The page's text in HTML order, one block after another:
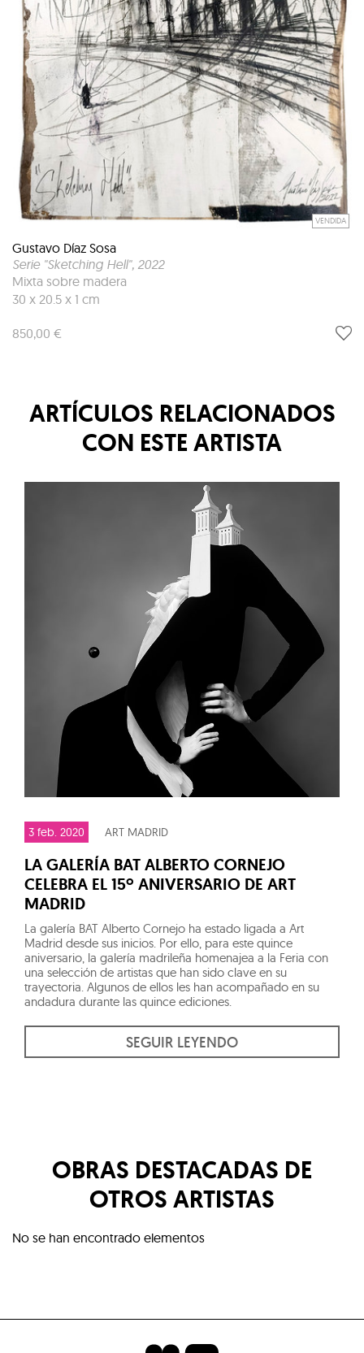
Gustavo Díaz Sosa
VENDIDA
Serie "Sketching Hell", 2022
Mixta sobre madera
30 x 20.5 x 1 cm
850,00 €
ARTÍCULOS RELACIONADOS
CON ESTE ARTISTA
3 feb. 2020 ART MADRID
LA GALERÍA BAT ALBERTO CORNEJO
CELEBRA EL 15º ANIVERSARIO DE ART
MADRID
La galería BAT Alberto Cornejo ha estado ligada a Art
Madrid desde sus inicios. Por ello, para este quince
aniversario, la galería madrileña homenajea a la Feria con
una selección de artistas que han sido clave en su
trayectoria. Algunos de ellos les han acompañado en su
andadura durante las quince ediciones.
SEGUIR LEYENDO
OBRAS DESTACADAS DE
OTROS ARTISTAS
No se han encontrado elementos